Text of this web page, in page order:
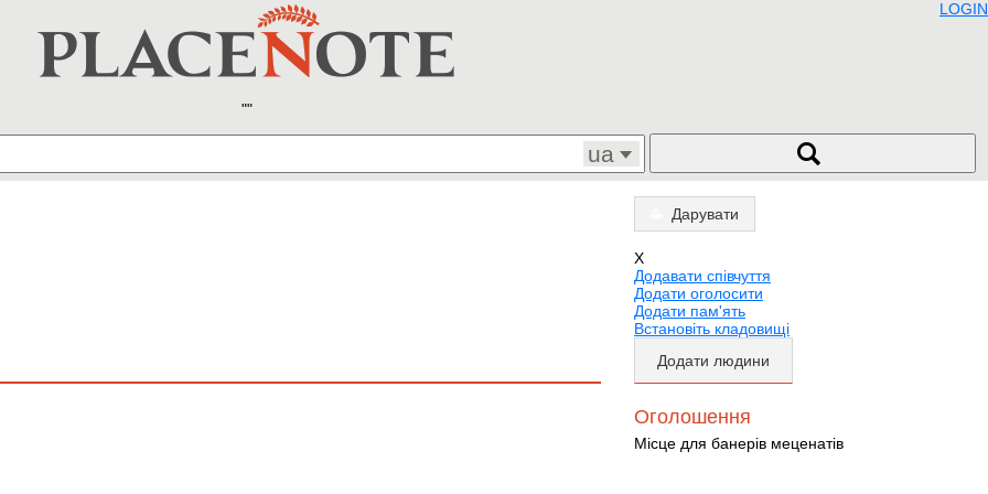
LOGIN
ua
Дарувати
X
Додавати співчуття
Додати оголосити
Додати пам'ять
Встановіть кладовищі
Додати людини
Оголошення
Місце для банерів меценатів